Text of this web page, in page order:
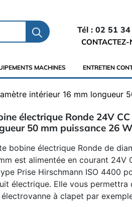
Tél : 02 51
CONTACTEZ-
MACHINES ENTRETIEN
intérieur 16 mm longueur
électrique Ronde 24V
50 mm puissance 26
bobine électrique Ronde de
est alimentée en courant 24V
Prise Hirschmann ISO 4400
électrique. Elle vous permettra
électrovanne à clapet par